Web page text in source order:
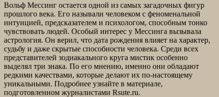
Вольф Мессинг остается одной из самых загадочных фигур
прошлого века. Его называли человеком с феноменальной
интуицией, предсказателем и психологом, способным тонко
чувствовать людей. Особый интерес у Мессинга вызывала
астрология. Он верил, что дата рождения влияет на характер,
судьбу и даже скрытые способности человека. Среди всех
представителей зодиакального круга мистик особенно
выделял три знака. По его мнению, именно они обладают
редкими качествами, которые делают их по-настоящему
уникальными. Подробнее узнайте в материале,
подготовленном журналистами Rsute.ru.